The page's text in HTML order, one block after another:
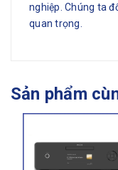
nghiệp. Chúng ta
quan trọng.
Sản phẩm